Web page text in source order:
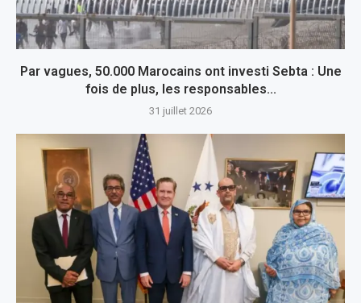
Par vagues, 50.000 Marocains ont investi Sebta : Une
fois de plus, les responsables...
31 juillet 2026